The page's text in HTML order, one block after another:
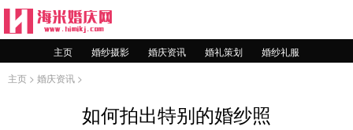
主页 婚纱摄影 婚庆资讯 婚礼策划
婚纱礼服
主页 > 婚庆资讯 >
如何拍出特别的婚纱照